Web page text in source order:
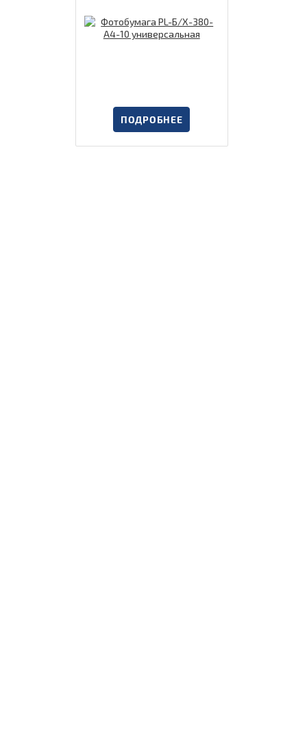
ПОДРОБНЕЕ